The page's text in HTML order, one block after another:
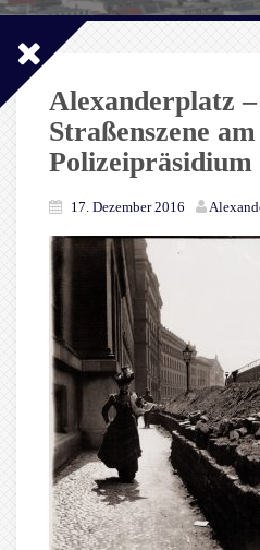
Alexanderplatz
Straßenszene am
Polizeipräsidium
17. Dezember 2016